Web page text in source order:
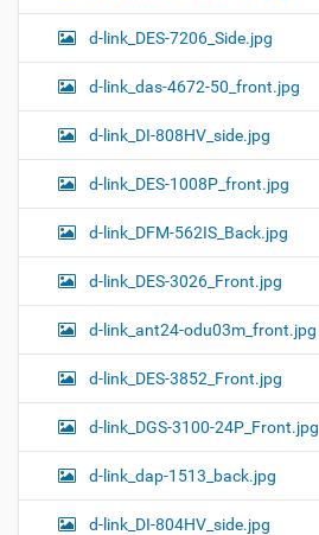
d-link_DES-7206_Side.jpg
d-link_das-4672-50_front.jpg
d-link_DI-808HV_side.jpg
d-link_DES-1008P_front.jpg
d-link_DFM-562IS_Back.jpg
d-link_DES-3026_Front.jpg
d-link_ant24-odu03m_front.jpg
d-link_DES-3852_Front.jpg
d-link_DGS-3100-24P_Front.jpg
d-link_dap-1513_back.jpg
d-link_DI-804HV_side.jpg